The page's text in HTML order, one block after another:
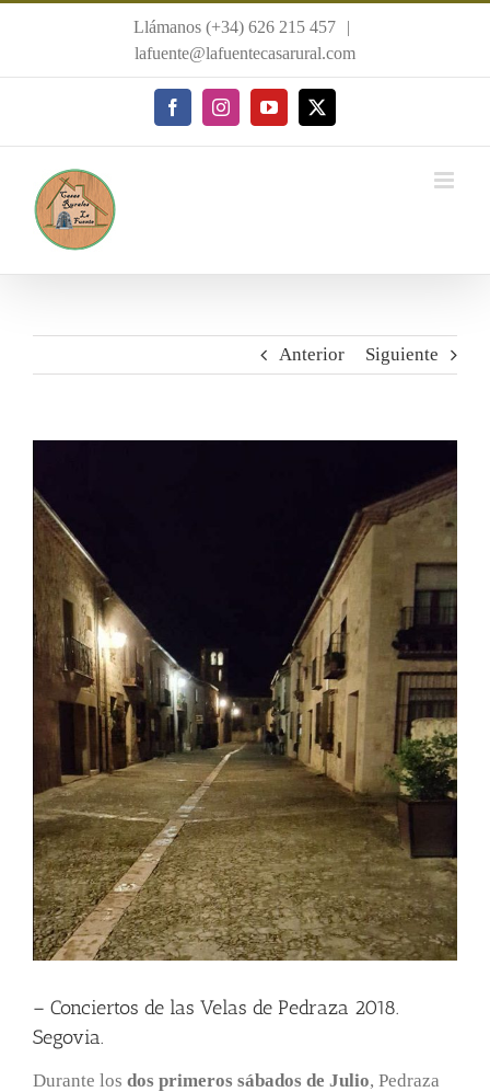
Llámanos (+34) 626 215 457
|
lafuente@lafuentecasarural.com
FacebookInstagramYouTube
X
Anterior Siguiente
– Conciertos de las Velas de Pedraza 2018.
Segovia.
Durante los dos primeros sábados de Julio, Pedraza